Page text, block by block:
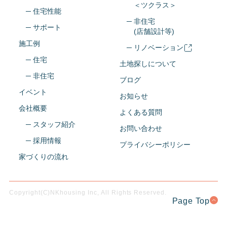
─ 住宅性能
─ サポート
施工例
─ 住宅
─ 非住宅
イベント
会社概要
─ スタッフ紹介
─ 採用情報
家づくりの流れ
＜ツクラス＞
─ 非住宅
(店舗設計等)
─ リノベーション
土地探しについて
ブログ
お知らせ
よくある質問
お問い合わせ
プライバシーポリシー
Copyright(C)NKhousing Inc, All Rights Reserved.
Page Top